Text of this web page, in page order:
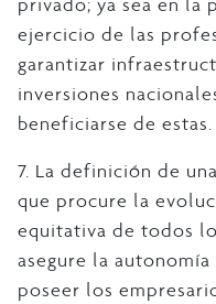
ejercicio de las
garantizar
inversiones
beneficiarse de estas.
7. La definición de
que procure la
equitativa de todos
asegure la
poseer los